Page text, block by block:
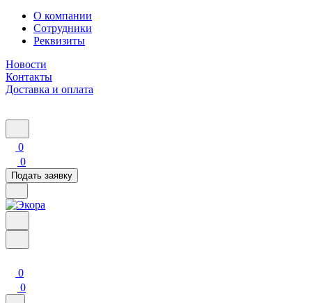
О компании
Сотрудники
Реквизиты
Новости
Контакты
Доставка и оплата
0
0
Подать заявку
0
0